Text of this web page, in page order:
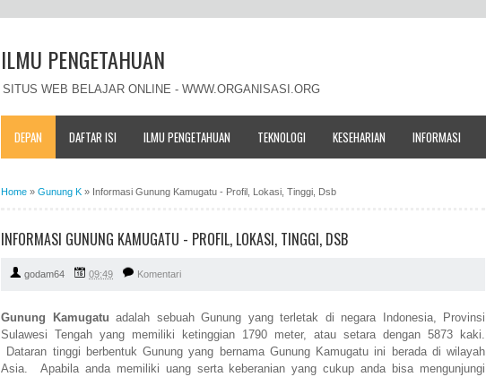
ILMU PENGETAHUAN
SITUS WEB BELAJAR ONLINE - WWW.ORGANISASI.ORG
DEPAN DAFTAR ISI ILMU PENGETAHUAN TEKNOLOGI KESEHARIAN INFORMASI
Home » Gunung K » Informasi Gunung Kamugatu - Profil, Lokasi, Tinggi, Dsb
INFORMASI GUNUNG KAMUGATU - PROFIL, LOKASI, TINGGI, DSB
godam64 09:49 Komentari
Gunung Kamugatu adalah sebuah Gunung yang terletak di negara Indonesia, Provinsi
Sulawesi Tengah yang memiliki ketinggian 1790 meter, atau setara dengan 5873 kaki.
Dataran tinggi berbentuk Gunung yang bernama Gunung Kamugatu ini berada di wilayah
Asia. Apabila anda memiliki uang serta keberanian yang cukup anda bisa mengunjungi